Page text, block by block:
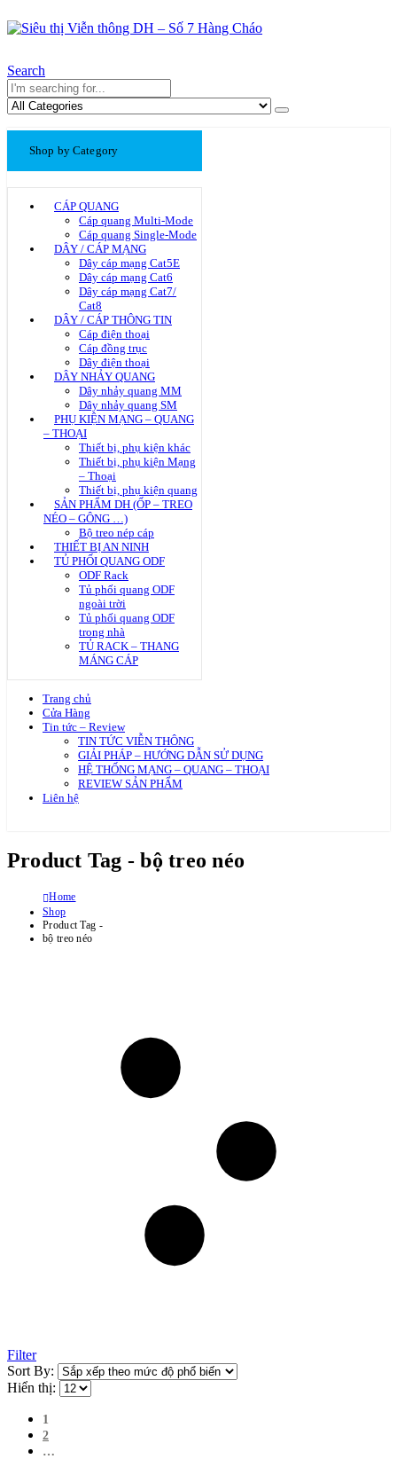
Search
Shop by Category
CÁP QUANG
Cáp quang Multi-Mode
Cáp quang Single-Mode
DÂY / CÁP MẠNG
Dây cáp mạng Cat5E
Dây cáp mạng Cat6
Dây cáp mạng Cat7/
Cat8
DÂY / CÁP THÔNG TIN
Cáp điện thoại
Cáp đồng trục
Dây điện thoại
DÂY NHẢY QUANG
Dây nhảy quang MM
Dây nhảy quang SM
PHỤ KIỆN MẠNG – QUANG
– THOẠI
Thiết bị, phụ kiện khác
Thiết bị, phụ kiện Mạng
– Thoại
Thiết bị, phụ kiện quang
SẢN PHẨM DH (ỐP – TREO
NÉO – GÔNG …)
Bộ treo nép cáp
THIẾT BỊ AN NINH
TỦ PHỐI QUANG ODF
ODF Rack
Tủ phối quang ODF
ngoài trời
Tủ phối quang ODF
trong nhà
TỦ RACK – THANG
MÁNG CÁP
Trang chủ
Cửa Hàng
Tin tức – Review
TIN TỨC VIỄN THÔNG
GIẢI PHÁP – HƯỚNG DẪN SỬ DỤNG
HỆ THỐNG MẠNG – QUANG – THOẠI
REVIEW SẢN PHẨM
Liên hệ
Product Tag - bộ treo néo
Home
Shop
Product Tag -
bộ treo néo
Filter
Sort By:
Hiển thị:
1
2
…